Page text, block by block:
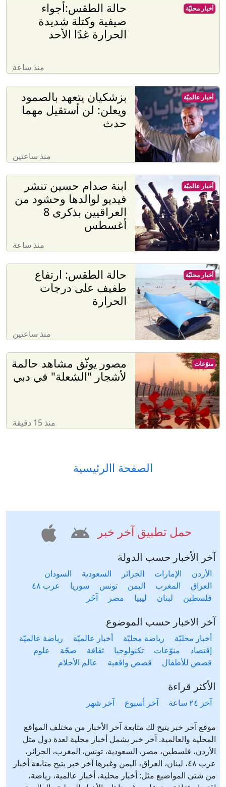
حالة الطقس:أجواء
صيفية وكتلة شديدة
الحرارة غدًا الأحد
منذ ساعة
أخبار محليّة
بزشكيان يتعهد بالصمود
ويعلن: لن أستقيل مهما
حدث
منذ ساعتين
أخبار عالميّة
ابنة صدام حسين تنشر
فيديو لوالدها وحشود من
العراقيين بذكرى 8
أغسطس
منذ ساعة
أخبار عالميّة
حالة الطقس: ارتفاع
طفيف على درجات
الحرارة
منذ ساعتين
أخبار محليّة
مصور يوثّق مشاهد حالمة
لأشجار "الشعلة" في دبي
منذ 15 دقيقة
منوّعات
الصفحة االرئيسية
حمل تطبيق آخر خبر
آخر الأخبار حسب الدولة
الأردن الإمارات الجزائر السعودية
السودان
العراق
المغرب اليمن تونس سوريا
عرب ٤٨
فلسطين
لبنان ليبيا مصر آخَر
آخر الاخبار حسب الموضوع
أخبار محليّة رياضة محليّة أخبار عالميّة
رياضة عالميّة
إقتصاد
منوّعات تكنولوجيا ثقافة صحّة
علوم
قصص للأطفال
قصص واقعية عالم الأحلام
الأكثر قراءة
آخر ٢٤ ساعة آخر أسبوع آخر شهر
موقع آخر خبر يتيح لك متابعة آخر الأخبار من مختلف المواقع
المحلية والعالمية. آخر خبر يشمل أخبار محلية لعدة دول مثل
الأردن، فلسطين، مصر، السعودية، تونس، المغرب، الجزائر،
عرب ٤٨، لبنان، العراق، اليمن وغيرها آخر خبر يتيح متابعة أخبار
من شتى المواضيع مثل: أخبار محلية، أخبار عالمية، رياضة،